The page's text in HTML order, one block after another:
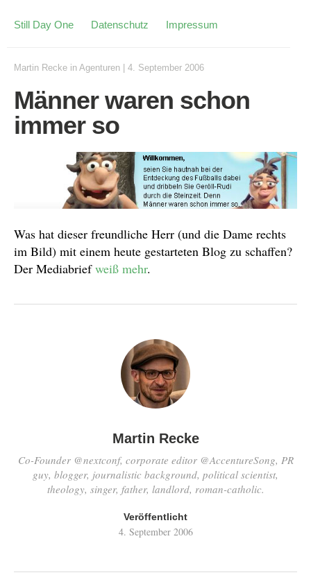
Still Day One Datenschutz Impressum
Martin Recke in Agenturen 4. September 2006
Männer waren schon
immer so
Was hat dieser freundliche Herr (und die Dame rechts
im Bild) mit einem heute gestarteten Blog zu schaffen?
Der Mediabriefweiß mehr.
Martin Recke
Co-Founder @nextconf, corporate editor @AccentureSong, PR
guy, blogger, journalistic background, political scientist,
theology, singer, father, landlord, roman-catholic.
Veröffentlicht
4. September 2006